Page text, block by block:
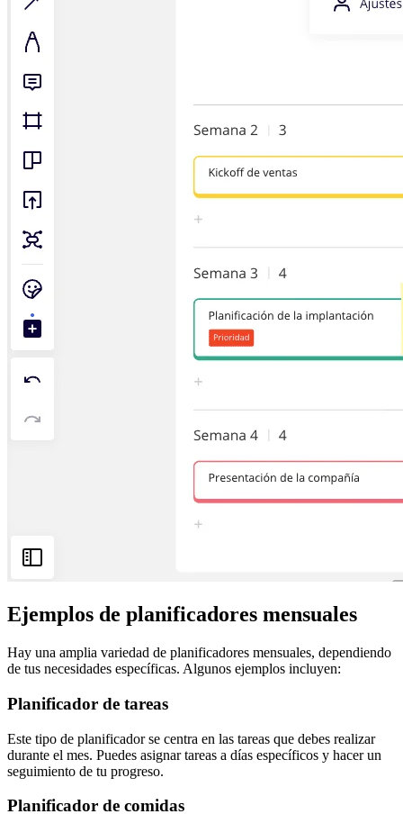
Ejemplos de planificadores mensuales
Hay una amplia variedad de planificadores mensuales, dependiendo
de tus necesidades específicas. Algunos ejemplos incluyen:
Planificador de tareas
Este tipo de planificador se centra en las tareas que debes realizar
durante el mes. Puedes asignar tareas a días específicos y hacer un
seguimiento de tu progreso.
Planificador de comidas